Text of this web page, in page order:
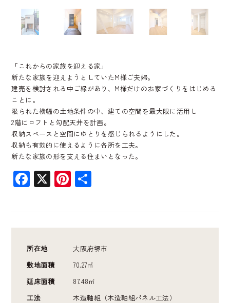
「これからの家族を迎える家」
新たな家族を迎えようとしていたM様ご夫婦。
建売を検討される中ご縁があり、M様だけのお家づくりをはじめる
ことに。
限られた横幅の土地条件の中、建ての空間を最大限に活用し
2階にロフトと勾配天井を計画。
収納スペースと空間にゆとりを感じられるようにした。
収納も有効的に使えるように各所を工夫。
新たな家族の形を支える住まいとなった。
Facebook
X Pinterest
所在地
大阪府堺市
敷地面積
70.27㎡
延床面積
87.48㎡
工法
木造軸組（木造軸組パネル工法）